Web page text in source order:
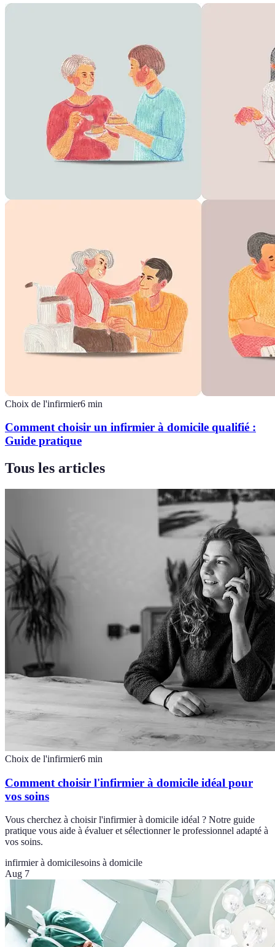
Choix de l'infirmier6 min
Comment choisir un infirmier à domicile qualifié :
Guide pratique
Tous les articles
Choix de l'infirmier6 min
Comment choisir l'infirmier à domicile idéal pour
vos soins
Vous cherchez à choisir l'infirmier à domicile idéal ? Notre guide
pratique vous aide à évaluer et sélectionner le professionnel adapté à
vos soins.
infirmier à domicilesoins à domicile
Aug 7